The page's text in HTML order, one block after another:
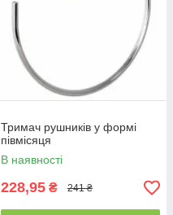
Тримач рушників у формі
півмісяця
В наявності
228,95 ₴ 241 ₴